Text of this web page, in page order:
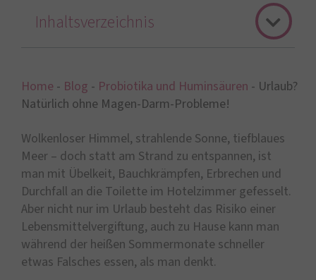
Home - Blog - Probiotika und Huminsäuren - Urlaub?
Natürlich ohne Magen-Darm-Probleme!
Wolkenloser Himmel, strahlende Sonne, tiefblaues
Meer – doch statt am Strand zu entspannen, ist
man mit Übelkeit, Bauchkrämpfen, Erbrechen und
Durchfall an die Toilette im Hotelzimmer gefesselt.
Aber nicht nur im Urlaub besteht das Risiko einer
Lebensmittelvergiftung, auch zu Hause kann man
während der heißen Sommermonate schneller
etwas Falsches essen, als man denkt.
Inhaltsverzeichnis